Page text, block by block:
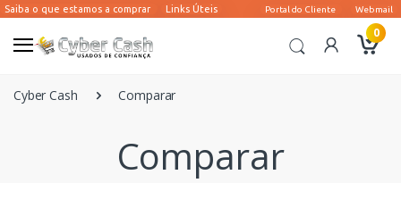
0
Cyber Cash Comparar
Comparar